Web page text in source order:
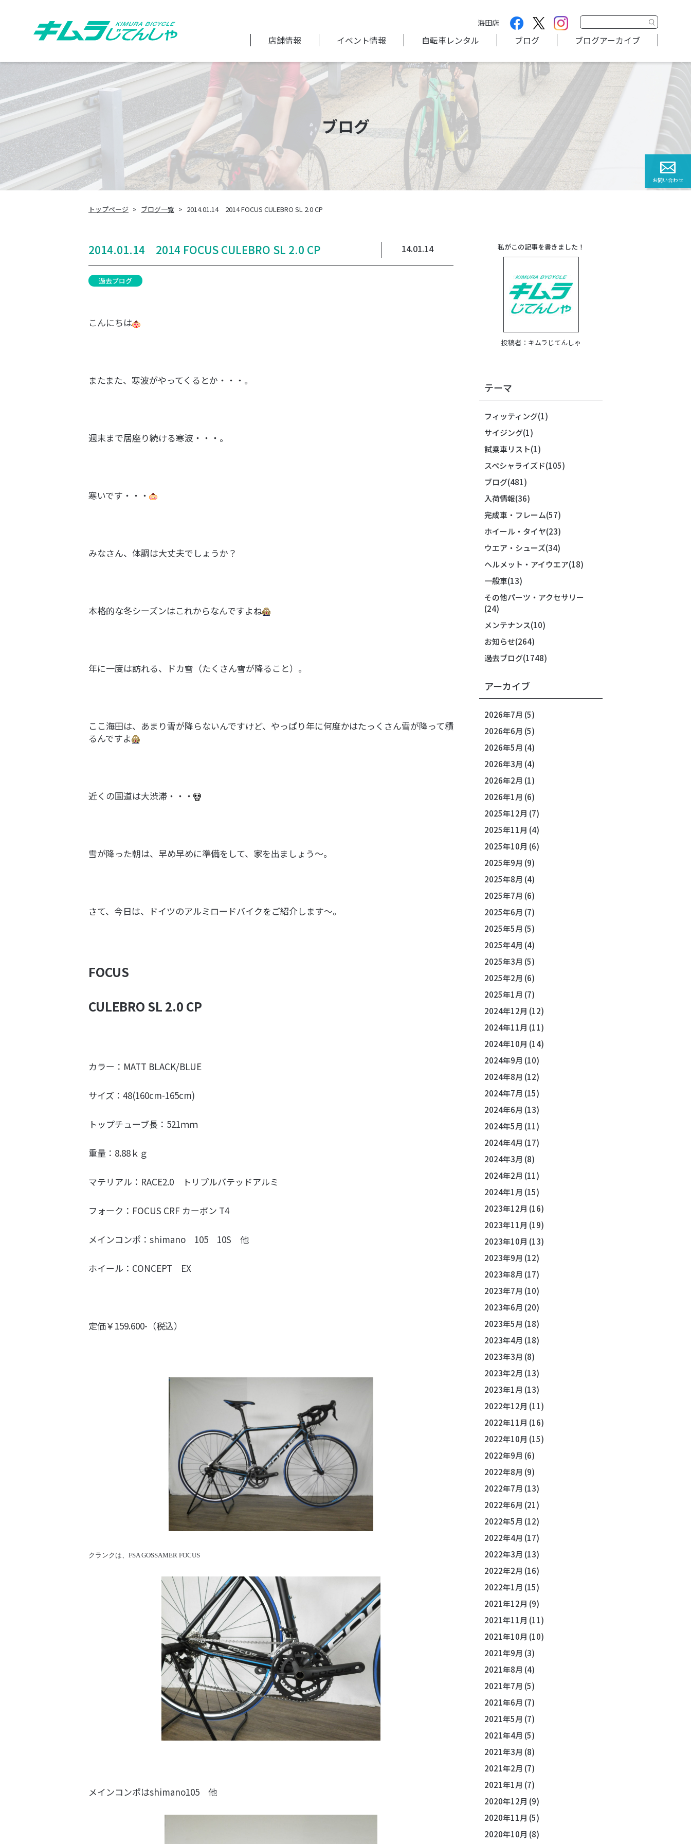
海田店
店舗情報 イベント情報 自転車レンタル ブログ ブログアーカイブ
ブログ
トップページ ブログ一覧 2014.01.14 2014 FOCUS CULEBRO SL 2.0 CP
2014.01.14 2014 FOCUS CULEBRO SL 2.0 CP 14.01.14
過去ブログ
こんにちは
またまた、寒波がやってくるとか・・・。
週末まで居座り続ける寒波・・・。
寒いです・・・
みなさん、体調は大丈夫でしょうか？
本格的な冬シーズンはこれからなんですよね
年に一度は訪れる、ドカ雪（たくさん雪が降ること）。
ここ海田は、あまり雪が降らないんですけど、やっぱり年に何度かはたっくさん雪が降って積
るんですよ
近くの国道は大渋滞・・・
雪が降った朝は、早め早めに準備をして、家を出ましょう～。
さて、今日は、ドイツのアルミロードバイクをご紹介します～。
FOCUS
CULEBRO SL 2.0 CP
カラー：MATT BLACK/BLUE
サイズ：48(160cm-165cm)
トップチューブ長：521ｍｍ
重量：8.88ｋｇ
マテリアル：RACE2.0 トリプルバテッドアルミ
フォーク：FOCUS CRF カーボン T4
メインコンポ：shimano 105 10S 他
ホイール：CONCEPT EX
定価￥159.600-（税込）
クランクは、FSA GOSSAMER FOCUS
メインコンポはshimano105 他
私がこの記事を書きました！
投稿者： キムラじてんしゃ
テーマ
フィッティング(1)
サイジング(1)
試乗車リスト(1)
スペシャライズド(105)
ブログ(481)
入荷情報(36)
完成車・フレーム(57)
ホイール・タイヤ(23)
ウエア・シューズ(34)
ヘルメット・アイウエア(18)
一般車(13)
その他パーツ・アクセサリー
(24)
メンテナンス(10)
お知らせ(264)
過去ブログ(1748)
アーカイブ
2026年7月 (5)
2026年6月 (5)
2026年5月 (4)
2026年3月 (4)
2026年2月 (1)
2026年1月 (6)
2025年12月 (7)
2025年11月 (4)
2025年10月 (6)
2025年9月 (9)
2025年8月 (4)
2025年7月 (6)
2025年6月 (7)
2025年5月 (5)
2025年4月 (4)
2025年3月 (5)
2025年2月 (6)
2025年1月 (7)
2024年12月 (12)
2024年11月 (11)
2024年10月 (14)
2024年9月 (10)
2024年8月 (12)
2024年7月 (15)
2024年6月 (13)
2024年5月 (11)
2024年4月 (17)
2024年3月 (8)
2024年2月 (11)
2024年1月 (15)
2023年12月 (16)
2023年11月 (19)
2023年10月 (13)
2023年9月 (12)
2023年8月 (17)
2023年7月 (10)
2023年6月 (20)
2023年5月 (18)
2023年4月 (18)
2023年3月 (8)
2023年2月 (13)
2023年1月 (13)
2022年12月 (11)
2022年11月 (16)
2022年10月 (15)
2022年9月 (6)
2022年8月 (9)
2022年7月 (13)
2022年6月 (21)
2022年5月 (12)
2022年4月 (17)
2022年3月 (13)
2022年2月 (16)
2022年1月 (15)
2021年12月 (9)
2021年11月 (11)
2021年10月 (10)
2021年9月 (3)
2021年8月 (4)
2021年7月 (5)
2021年6月 (7)
2021年5月 (7)
2021年4月 (5)
2021年3月 (8)
2021年2月 (7)
2021年1月 (7)
2020年12月 (9)
2020年11月 (5)
2020年10月 (8)
お問い合わせ